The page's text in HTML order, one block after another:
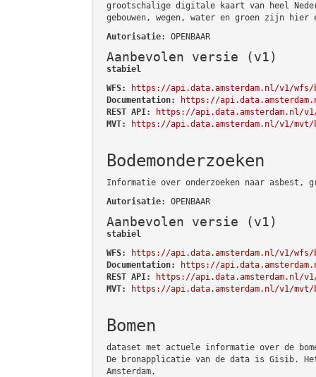
grootschalige digitale kaart van heel
gebouwen, wegen, water en groen zijn hier
Autorisatie: OPENBAAR
Aanbevolen versie (v1)
stabiel
WFS:
https://api.data.amsterdam.nl/v1/wfs/
Documentation:
https://
REST API:
https://api.data.amsterdam.nl/
MVT:
https://api.data.amsterdam.nl/v1/mvt/
Bodemonderzoeken
Informatie over onderzoeken naar asbest,
Autorisatie: OPENBAAR
Aanbevolen versie (v1)
stabiel
WFS:
https://api.data.amsterdam.nl/v1/wfs/
Documentation:
https://
REST API:
https://api.data.amsterdam.nl/v1/
MVT:
https://api.data.amsterdam.nl/v1/mvt/
Bomen
dataset met actuele informatie over de
De bronapplicatie van de data is Gisib. Het
Amsterdam.